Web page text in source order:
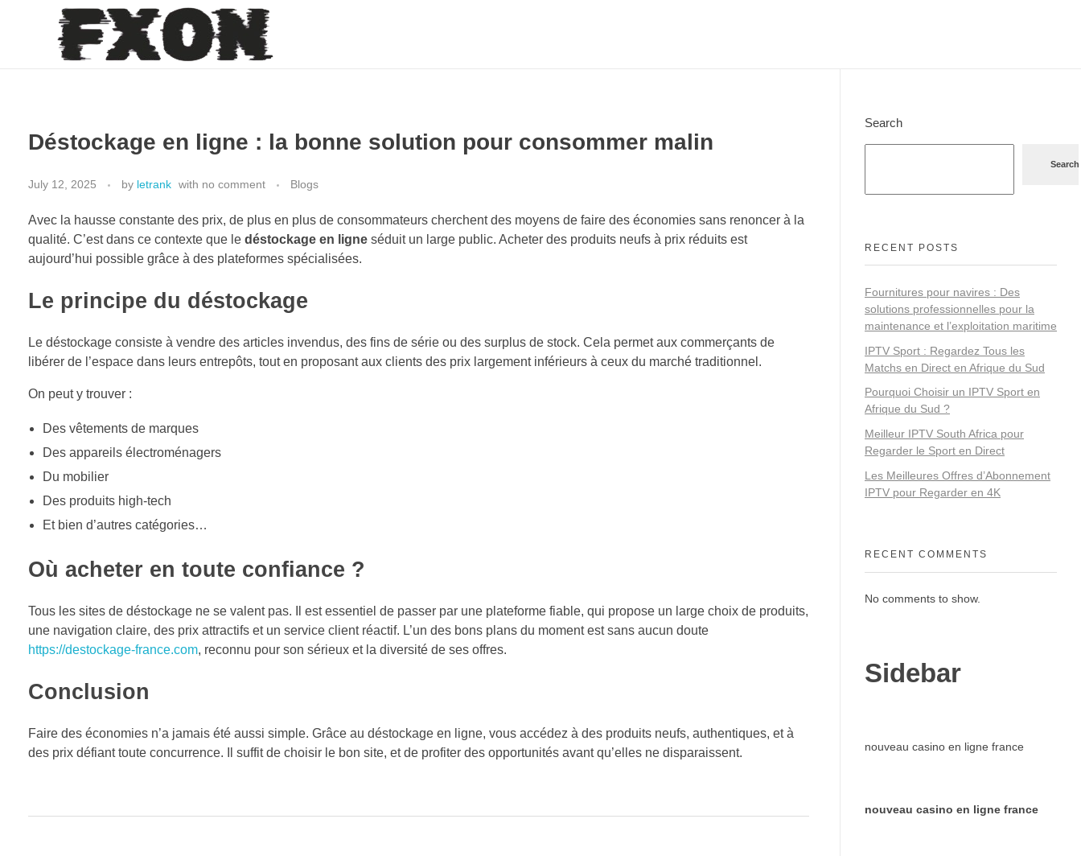
fxon
Déstockage en ligne : la bonne solution pour consommer malin
July 12, 2025 by letrank with no comment Blogs
Avec la hausse constante des prix, de plus en plus de consommateurs cherchent des moyens de faire des économies sans renoncer à la
qualité. C’est dans ce contexte que le déstockage en ligne séduit un large public. Acheter des produits neufs à prix réduits est
aujourd’hui possible grâce à des plateformes spécialisées.
Le principe du déstockage
Le déstockage consiste à vendre des articles invendus, des fins de série ou des surplus de stock. Cela permet aux commerçants de
libérer de l’espace dans leurs entrepôts, tout en proposant aux clients des prix largement inférieurs à ceux du marché traditionnel.
On peut y trouver :
Des vêtements de marques
Des appareils électroménagers
Du mobilier
Des produits high-tech
Et bien d’autres catégories…
Où acheter en toute confiance ?
Tous les sites de déstockage ne se valent pas. Il est essentiel de passer par une plateforme fiable, qui propose un large choix de produits,
une navigation claire, des prix attractifs et un service client réactif. L’un des bons plans du moment est sans aucun doute
https://destockage-france.com, reconnu pour son sérieux et la diversité de ses offres.
Conclusion
Faire des économies n’a jamais été aussi simple. Grâce au déstockage en ligne, vous accédez à des produits neufs, authentiques, et à
des prix défiant toute concurrence. Il suffit de choisir le bon site, et de profiter des opportunités avant qu’elles ne disparaissent.
Search
Search
RECENT POSTS
Fournitures pour navires : Des
solutions professionnelles pour la
maintenance et l’exploitation maritime
IPTV Sport : Regardez Tous les
Matchs en Direct en Afrique du Sud
Pourquoi Choisir un IPTV Sport en
Afrique du Sud ?
Meilleur IPTV South Africa pour
Regarder le Sport en Direct
Les Meilleures Offres d’Abonnement
IPTV pour Regarder en 4K
RECENT COMMENTS
No comments to show.
Sidebar
nouveau casino en ligne france
nouveau casino en ligne france